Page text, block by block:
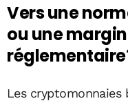
Vers une
ou une
Les cryptomonnaies